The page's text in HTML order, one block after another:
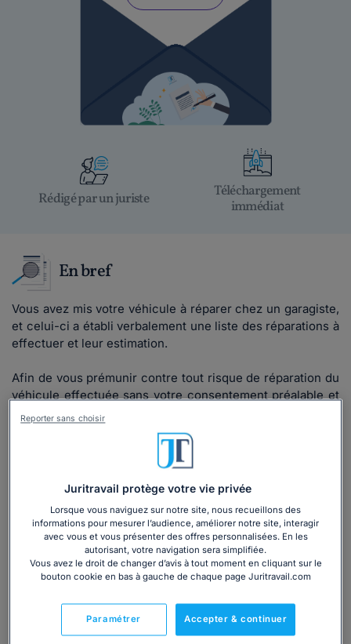
Rédigé par un juriste
Téléchargement
immédiat
En bref
Vous avez mis votre véhicule à réparer chez un garagiste,
et celui-ci a établi verbalement une liste des réparations à
effectuer et leur estimation.
Afin de vous prémunir contre tout risque de réparation du
véhicule effectuée sans votre consentement préalable et
pour éviter toute surprise au moment de la facture finale à
régler, vous entendez poser par écrit la liste des
réparations consenties et leur coût final.
Lire la suite
modèle de lettreest inclus dans le
dossier :
Entretenir et réparer un véhicule
Juritravail protège votre vie privée
Lorsque vous naviguez sur notre site, nous recueillons des
informations pour mesurer l’audience, améliorer notre site, interagir
avec vous et vous présenter des offres personnalisées. En les
autorisant, votre navigation sera simplifiée.
Vous avez le droit de changer d’avis à tout moment en cliquant sur le
bouton cookie en bas à gauche de chaque page Juritravail.com
Accepter & continuer
Paramétrer
Reporter sans choisir